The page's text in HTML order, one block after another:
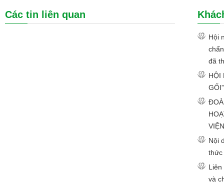
Các tin liên quan
Hội
đã
HỘI
Nội
thức
Liên
và